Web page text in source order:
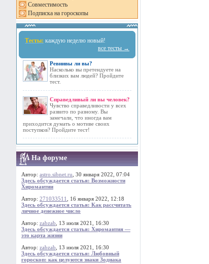
Совместимость
Подписка на гороскопы
Тесты: каждую неделю новый!
все тесты →
Ревнивы ли вы?
Насколько вы претендуете на
близких вам людей? Пройдите
тест.
Справедливый ли вы человек?
Чувство справедливости у всех
развито по разному. Вы
замечали, что иногда вам
приходится думать о мотиве своих
поступков? Пройдите тест!
На форуме
Автор: astro.sibnet.ru , 30 января 2022, 07:04
Здесь обсуждается статья: Возможности
Хиромантии
Автор: 271033511
, 16 января 2022, 12:18
Здесь обсуждается статья: Как рассчитать
личное денежное число
Автор: zabzab , 13 июля 2021, 16:30
Здесь обсуждается статья: Хиромантия —
это карта жизни
Автор: zabzab , 13 июля 2021, 16:30
Здесь обсуждается статья: Любовный
гороскоп: как целуются знаки Зодиака